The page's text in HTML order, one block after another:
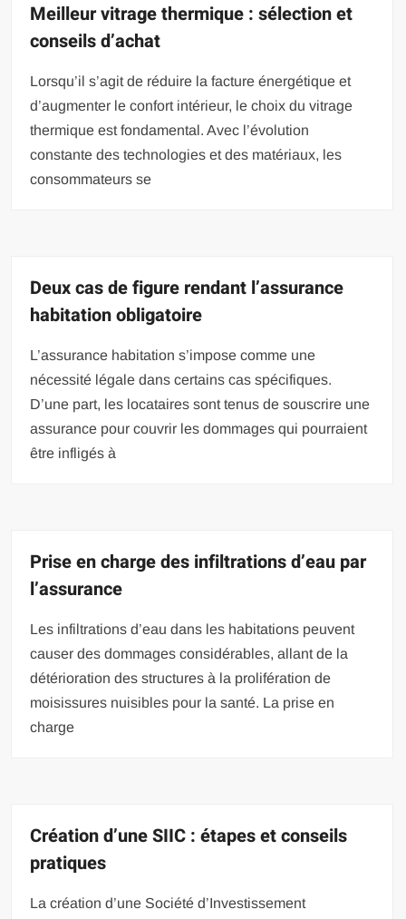
Meilleur vitrage thermique : sélection et
conseils d’achat
Lorsqu’il s’agit de réduire la facture énergétique et
d’augmenter le confort intérieur, le choix du vitrage
thermique est fondamental. Avec l’évolution
constante des technologies et des matériaux, les
consommateurs se
Deux cas de figure rendant l’assurance
habitation obligatoire
L’assurance habitation s’impose comme une
nécessité légale dans certains cas spécifiques.
D’une part, les locataires sont tenus de souscrire une
assurance pour couvrir les dommages qui pourraient
être infligés à
Prise en charge des infiltrations d’eau par
l’assurance
Les infiltrations d’eau dans les habitations peuvent
causer des dommages considérables, allant de la
détérioration des structures à la prolifération de
moisissures nuisibles pour la santé. La prise en
charge
Création d’une SIIC : étapes et conseils
pratiques
La création d’une Société d’Investissement